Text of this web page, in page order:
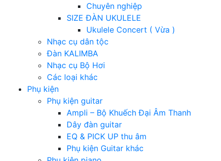
Chuyên nghiệp
SIZE ĐÀN UKULELE
Ukulele Concert ( Vừa )
Nhạc cụ dân tộc
Đàn KALIMBA
Nhạc cụ Bộ Hơi
Các loại khác
Phụ kiện
Phụ kiện guitar
Ampli – Bộ Khuếch Đại Âm Thanh
Dây đàn guitar
EQ & PICK UP thu âm
Phụ kiện Guitar khác